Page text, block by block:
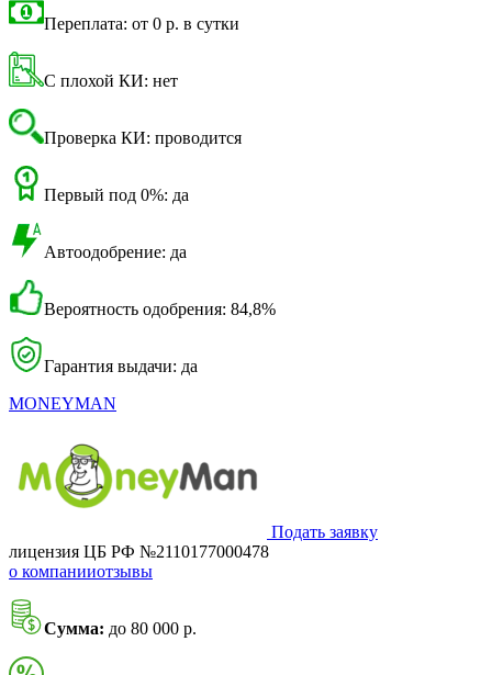
Переплата: от 0 р. в сутки
С плохой КИ: нет
Проверка КИ: проводится
Первый под 0%: да
Автоодобрение: да
Вероятность одобрения: 84,8%
Гарантия выдачи: да
MONEYMAN
Подать заявку
лицензия ЦБ РФ №2110177000478
о компанииотзывы
Сумма: до 80 000 р.